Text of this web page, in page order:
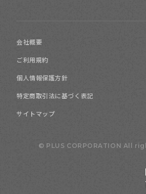
会社概要
ご利用規約
個人情報保護方針
特定商取引法に基づく表記
サイトマップ
© PLUS CORPORATION All